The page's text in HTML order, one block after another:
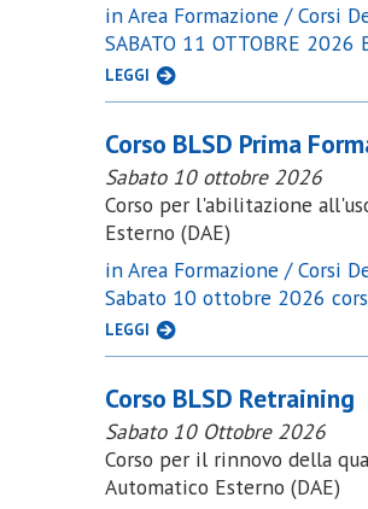
in Area Formazione / Corsi
SABATO 11 OTTOBRE 2026
LEGGI
Corso BLSD Prima
Sabato 10 ottobre 2026
Corso per l'abilitazione
Esterno (DAE)
in Area Formazione / Corsi
Sabato 10 ottobre 2026
LEGGI
Corso BLSD Retraining
Sabato 10 Ottobre 2026
Corso per il rinnovo della
Automatico Esterno (DAE)